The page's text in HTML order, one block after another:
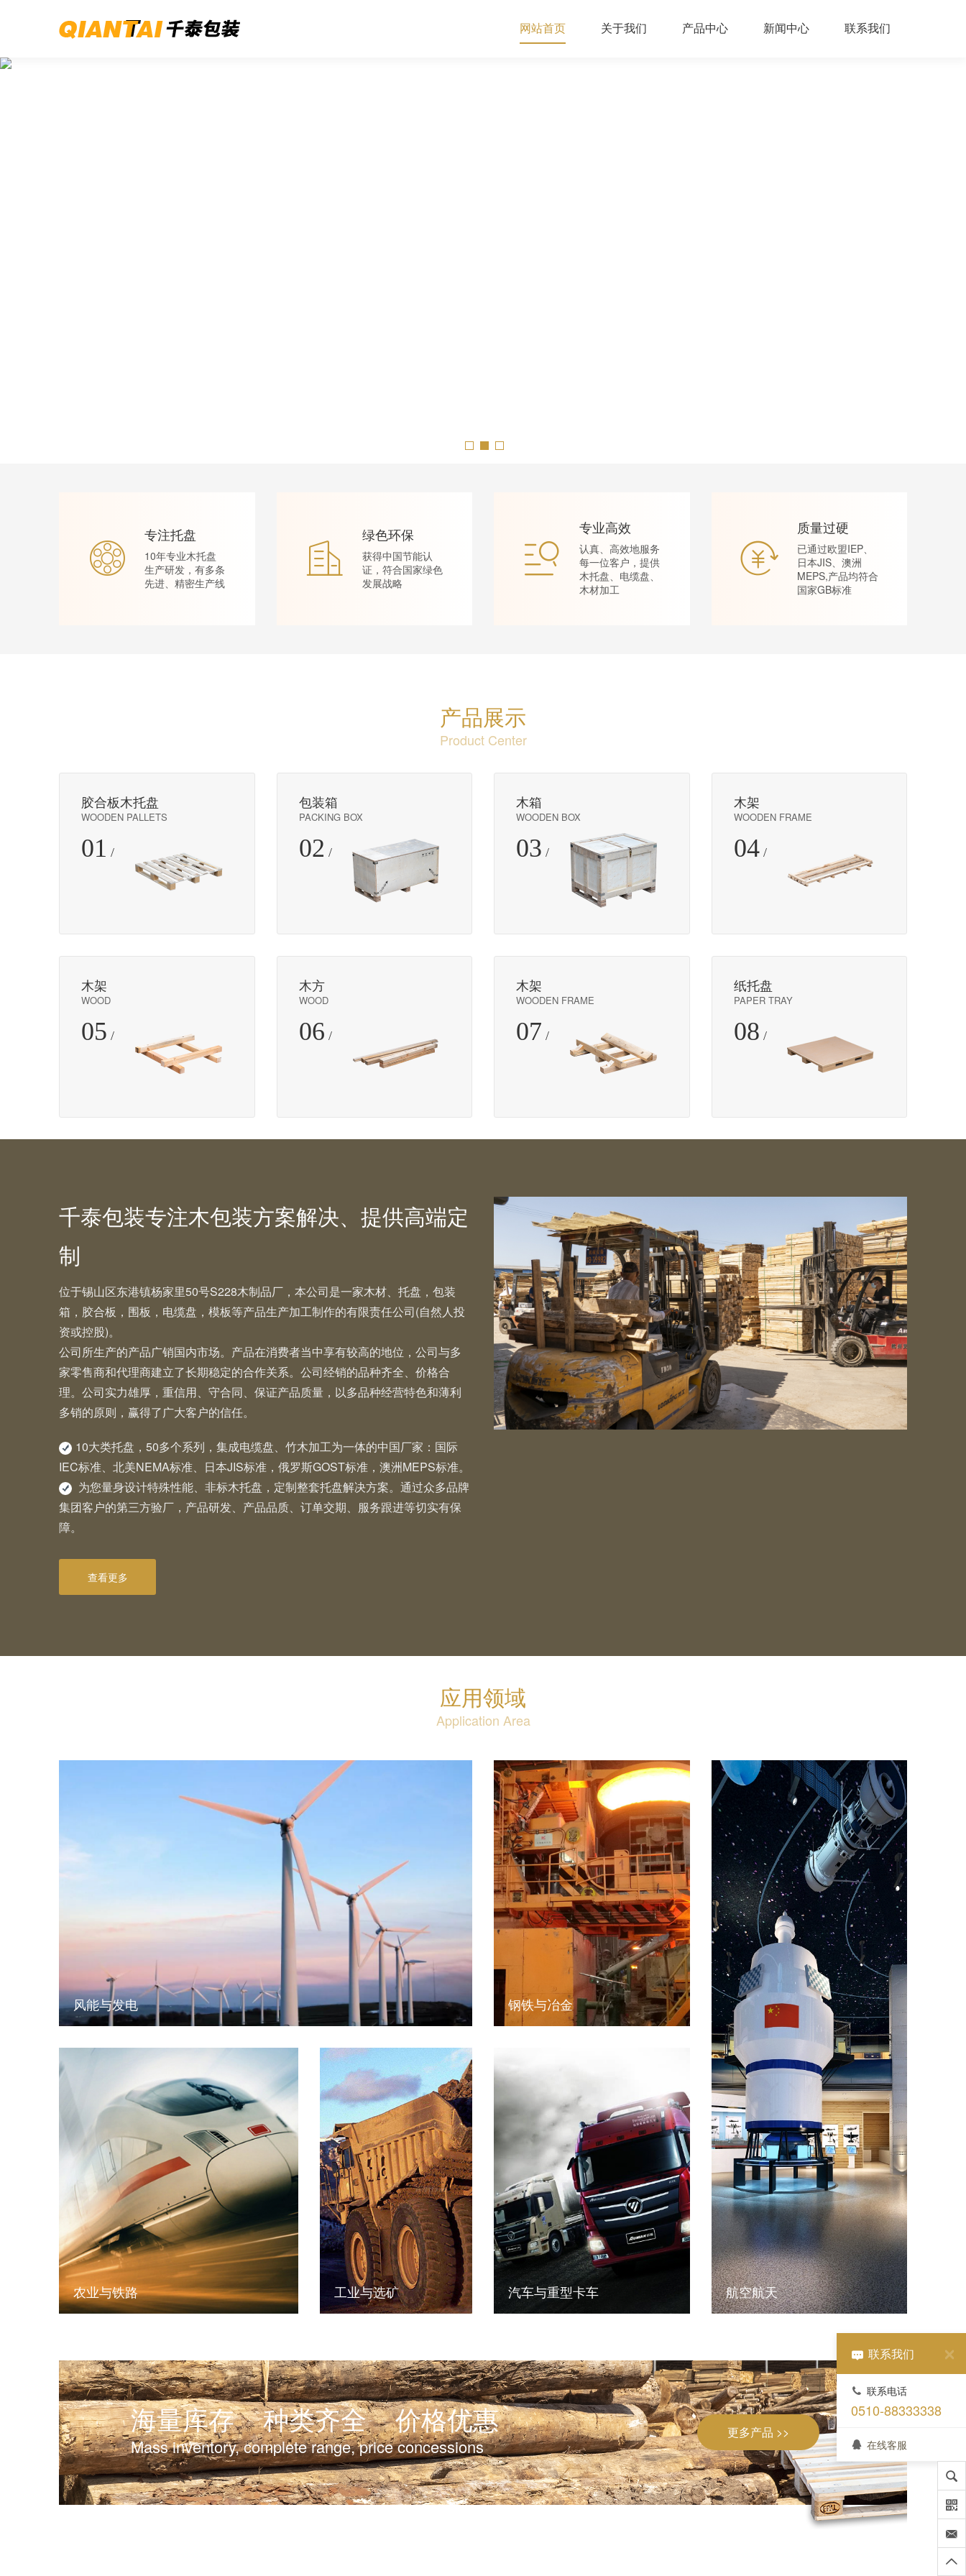
网站首页 关于我们 产品中心 新闻中心 联系我们
专注托盘
10年专业木托盘
生产研发，有多条
先进、精密生产线
绿色环保
获得中国节能认
证，符合国家绿色
发展战略
专业高效
认真、高效地服务
每一位客户，提供
木托盘、电缆盘、
木材加工
质量过硬
已通过欧盟IEP、
日本JIS、澳洲
MEPS,产品均符合
国家GB标准
产品展示
Product Center
胶合板木托盘
WOODEN PALLETS
01 /
包装箱
PACKING BOX
02 /
木箱
WOODEN BOX
03 /
木架
WOODEN FRAME
04 /
木架
WOOD
05 /
木方
WOOD
06 /
木架
WOODEN FRAME
07 /
纸托盘
PAPER TRAY
08 /
千泰包装专注木包装方案解决、提供高端定
制
位于锡山区东港镇杨家里50号S228木制品厂，本公司是一家木材、托盘，包装
箱，胶合板，围板，电缆盘，模板等产品生产加工制作的有限责任公司(自然人投
资或控股)。
公司所生产的产品广销国内市场。产品在消费者当中享有较高的地位，公司与多
家零售商和代理商建立了长期稳定的合作关系。公司经销的品种齐全、价格合
理。公司实力雄厚，重信用、守合同、保证产品质量，以多品种经营特色和薄利
多销的原则，赢得了广大客户的信任。
10大类托盘，50多个系列，集成电缆盘、竹木加工为一体的中国厂家：国际
IEC标准、北美NEMA标准、日本JIS标准，俄罗斯GOST标准，澳洲MEPS标准。
为您量身设计特殊性能、非标木托盘，定制整套托盘解决方案。通过众多品牌
集团客户的第三方验厂，产品研发、产品品质、订单交期、服务跟进等切实有保
障。
查看更多
应用领域
Application Area
风能与发电 钢铁与冶金
航空航天
农业与铁路 工业与选矿 汽车与重型卡车
海量库存 种类齐全 价格优惠
Mass inventory, complete range, price concessions
更多产品 >>
联系我们
联系电话
0510-88333338
在线客服